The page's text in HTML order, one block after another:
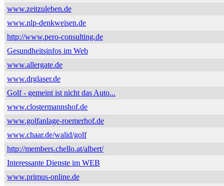
www.zeitzuleben.de
www.nlp-denkweisen.de
http://www.pero-consulting.de
Gesundheitsinfos im Web
www.allergate.de
www.drglaser.de
Golf - gemeint ist nicht das Auto...
www.clostermannshof.de
www.golfanlage-roemerhof.de
www.chaar.de/walid/golf
http://members.chello.at/albert/
Interessante Dienste im WEB
www.primus-online.de